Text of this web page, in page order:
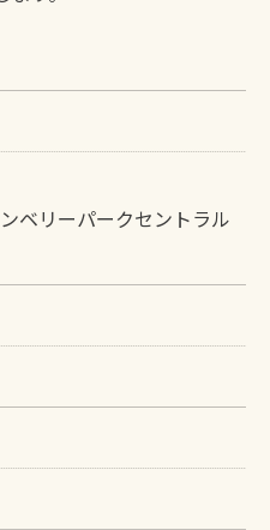
ベリーパークセントラル